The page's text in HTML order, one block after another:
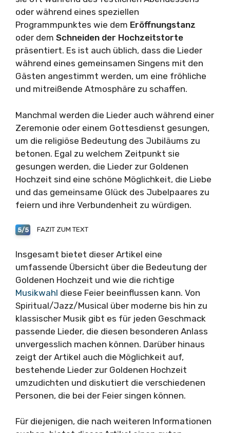
oder während eines speziellen
Programmpunktes wie dem Eröffnungstanz
oder dem Schneiden der Hochzeitstorte
präsentiert. Es ist auch üblich, dass die Lieder
während eines gemeinsamen Singens mit den
Gästen angestimmt werden, um eine fröhliche
und mitreißende Atmosphäre zu schaffen.
Manchmal werden die Lieder auch während einer
Zeremonie oder einem Gottesdienst gesungen,
um die religiöse Bedeutung des Jubiläums zu
betonen. Egal zu welchem Zeitpunkt sie
gesungen werden, die Lieder zur Goldenen
Hochzeit sind eine schöne Möglichkeit, die Liebe
und das gemeinsame Glück des Jubelpaares zu
feiern und ihre Verbundenheit zu würdigen.
5/5 FAZIT ZUM TEXT
Insgesamt bietet dieser Artikel eine
umfassende Übersicht über die Bedeutung der
Goldenen Hochzeit und wie die richtige
Musikwahl diese Feier beeinflussen kann. Von
Spiritual/Jazz/Musical über moderne bis hin zu
klassischer Musik gibt es für jeden Geschmack
passende Lieder, die diesen besonderen Anlass
unvergesslich machen können. Darüber hinaus
zeigt der Artikel auch die Möglichkeit auf,
bestehende Lieder zur Goldenen Hochzeit
umzudichten und diskutiert die verschiedenen
Personen, die bei der Feier singen können.
Für diejenigen, die nach weiteren Informationen